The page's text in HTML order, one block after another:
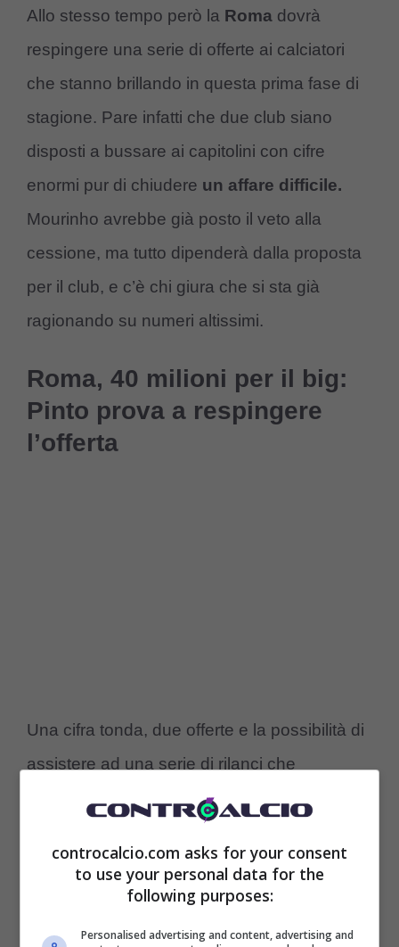
Allo stesso tempo però la Roma dovrà
respingere una serie di offerte ai calciatori
che stanno brillando in questa prima fase di
stagione. Pare infatti che due club siano
disposti a bussare ai capitolini con cifre
enormi pur di chiudere un affare difficile.
Mourinho avrebbe già posto il veto alla
cessione, ma tutto dipenderà dalla proposta
per il club, e c’è chi giura che si sta già
ragionando su numeri altissimi.
Roma, 40 milioni per il big:
Pinto prova a respingere
l’offerta
Una cifra tonda, due offerte e la possibilità di
assistere ad una serie di rilanci che
renderebbero la situazione molto più
rifiutare ogni offerta in arrivo, ma le cifre che
circolano iniziano a diventare interessanti.
controcalcio.com asks for your consent
to use your personal data for the
following purposes:
Personalised advertising and content, advertising and